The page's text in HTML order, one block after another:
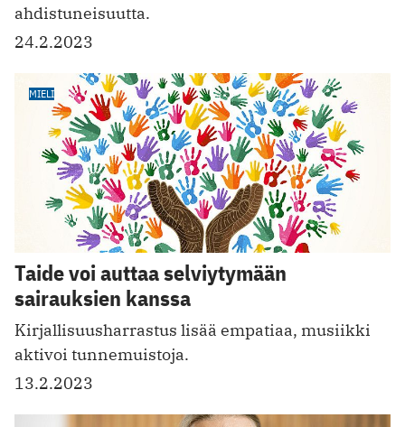
ahdistuneisuutta.
24.2.2023
MIELI
Taide voi auttaa selviytymään
sairauksien kanssa
Kirjallisuusharrastus lisää empatiaa, musiikki
aktivoi tunnemuistoja.
13.2.2023